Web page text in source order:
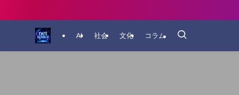
AI 社会 文化 コラム